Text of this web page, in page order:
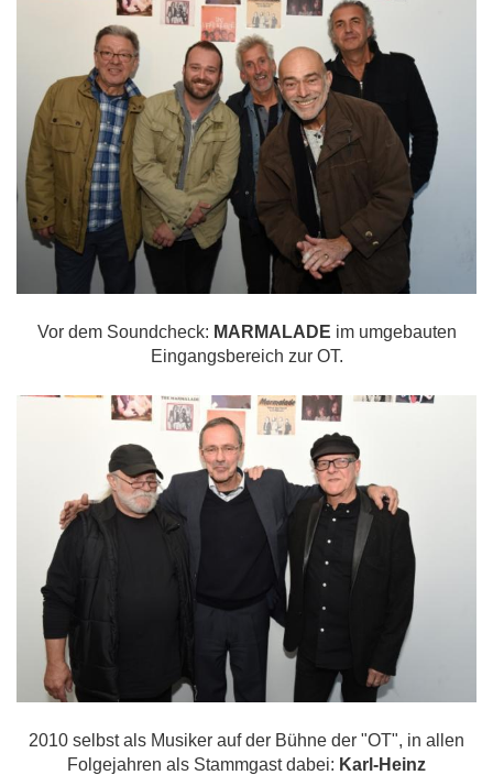
Vor dem Soundcheck: MARMALADE im umgebauten
Eingangsbereich zur OT.
2010 selbst als Musiker auf der Bühne der "OT", in allen
Folgejahren als Stammgast dabei: Karl-Heinz